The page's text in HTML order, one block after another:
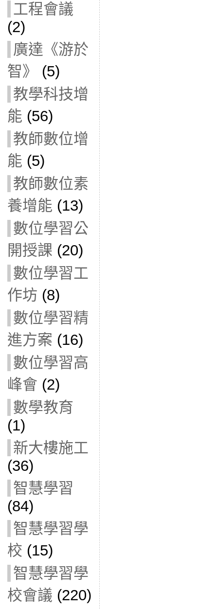
工程會議
(2)
廣達《游於
智》
(5)
教學科技增
能 (56)
教師數位增
能 (5)
教師數位素
養增能 (13)
數位學習公
開授課 (20)
數位學習工
作坊 (8)
數位學習精
進方案 (16)
數位學習高
峰會 (2)
數學教育
(1)
新大樓施工
(36)
智慧學習
(84)
智慧學習學
校 (15)
智慧學習學
校會議 (220)